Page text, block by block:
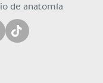
de anatomía